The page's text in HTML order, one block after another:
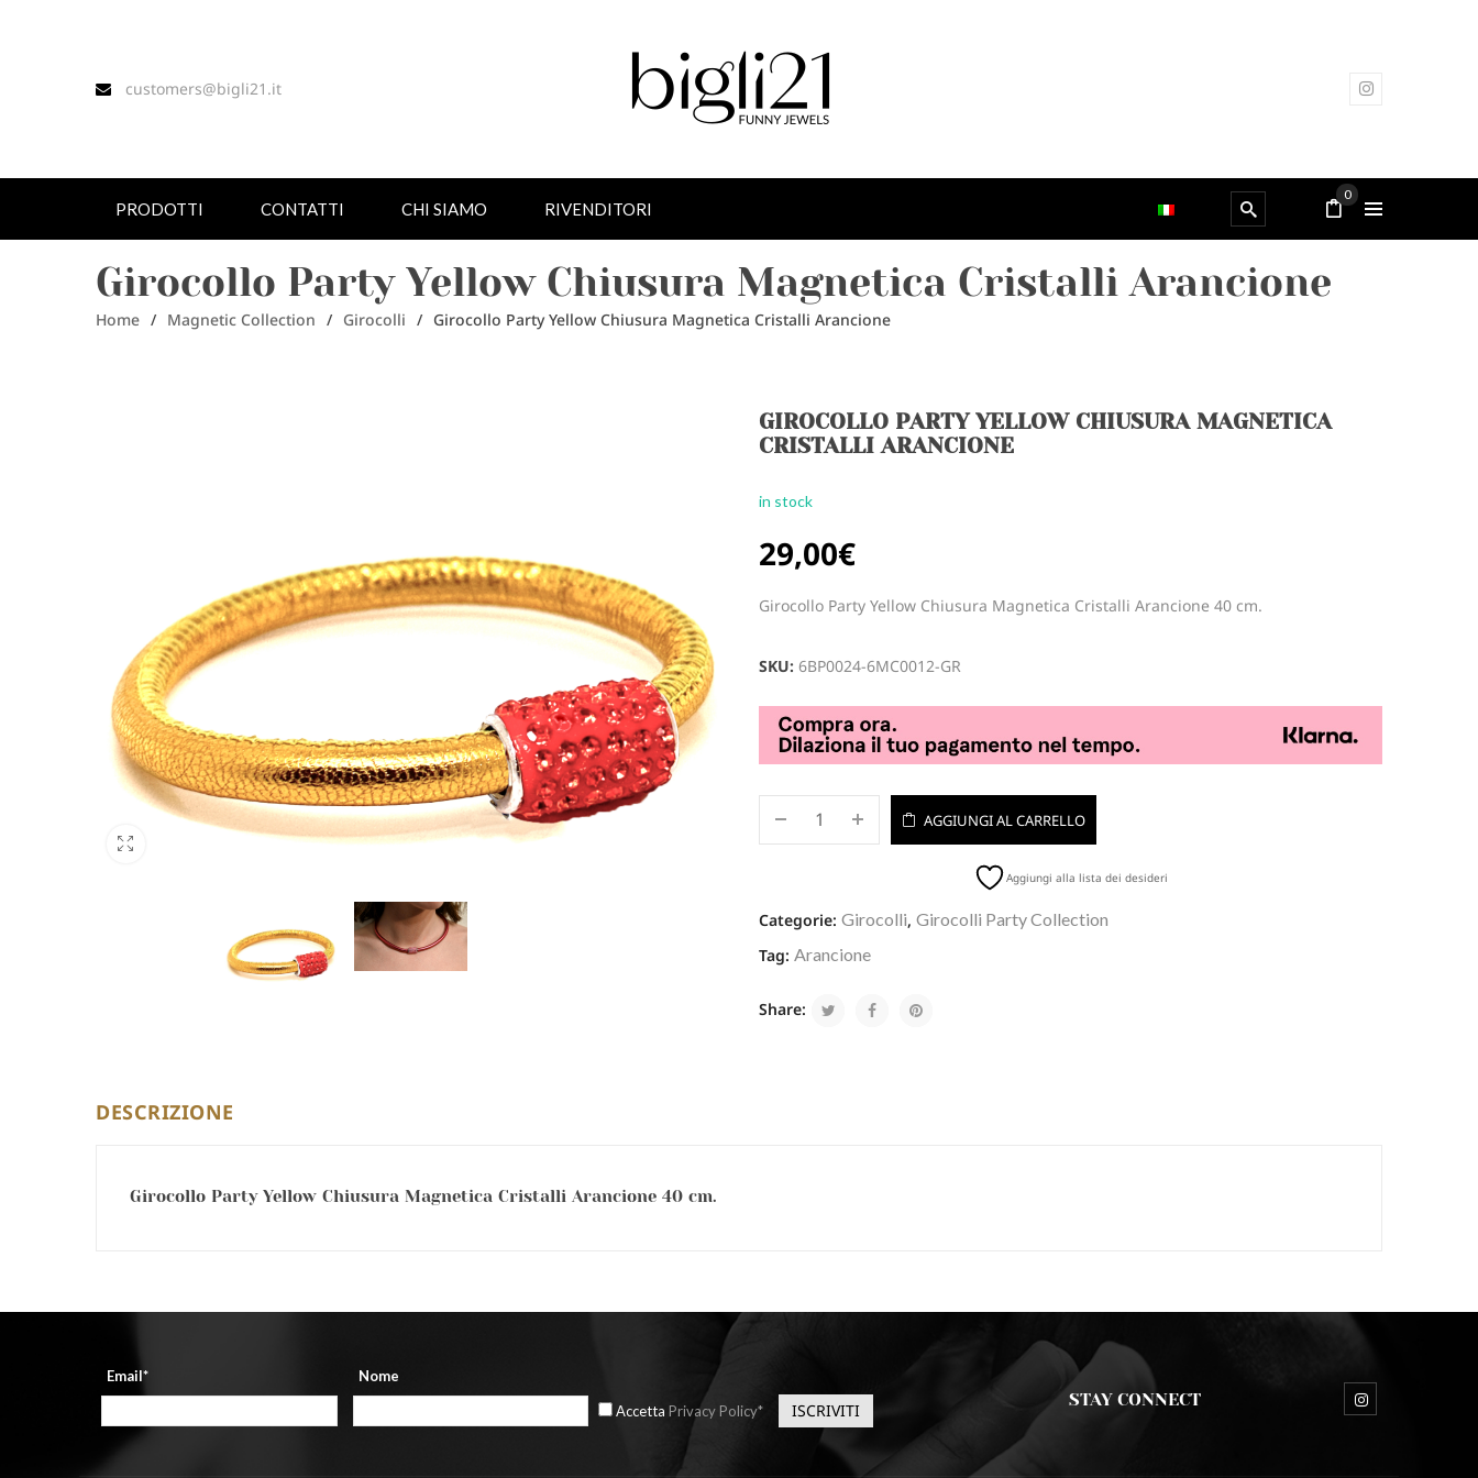
customers@bigli21.it
PRODOTTI CONTATTI CHI SIAMO RIVENDITORI
0
Girocollo Party Yellow Chiusura Magnetica Cristalli Arancione
Home / Magnetic Collection / Girocolli / Girocollo Party Yellow Chiusura Magnetica Cristalli Arancione
GIROCOLLO PARTY YELLOW CHIUSURA MAGNETICA
CRISTALLI ARANCIONE
in stock
29,00€
Girocollo Party Yellow Chiusura Magnetica Cristalli Arancione 40 cm.
SKU:6BP0024-6MC0012-GR
AGGIUNGI AL CARRELLO
Aggiungi alla lista dei desideri
Categorie:Girocolli,Girocolli Party Collection
Tag:Arancione
Share:
DESCRIZIONE
Girocollo Party Yellow Chiusura Magnetica Cristalli Arancione 40 cm.
Email*
Nome
Accetta Privacy Policy*
STAY CONNECT